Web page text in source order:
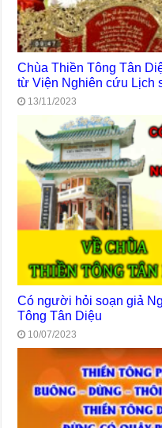
Chùa Thiền Tông Tân
từ Viện Nghiên cứu Lịch
13/11/2023
Có người hỏi soạn giả
Tông Tân Diệu
10/07/2023